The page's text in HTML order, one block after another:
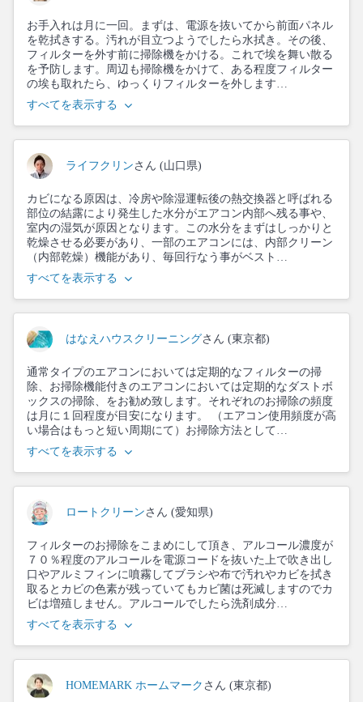
お手入れは月に一回。まずは、電源を抜いてから前面パネル
を乾拭きする。汚れが目立つようでしたら水拭き。その後、
フィルターを外す前に掃除機をかける。これで埃を舞い散る
を予防します。周辺も掃除機をかけて、ある程度フィルター
の埃も取れたら、ゆっくりフィルターを外します…
すべてを表示する
ライフクリン さん (山口県)
カビになる原因は、冷房や除湿運転後の熱交換器と呼ばれる
部位の結露により発生した水分がエアコン内部へ残る事や、
室内の湿気が原因となります。この水分をまずはしっかりと
乾燥させる必要があり、一部のエアコンには、内部クリーン
（内部乾燥）機能があり、毎回行なう事がベスト…
すべてを表示する
はなえハウスクリーニングさん (東京都)
通常タイプのエアコンにおいては定期的なフィルターの掃
除、お掃除機能付きのエアコンにおいては定期的なダストボ
ックスの掃除、をお勧め致します。それぞれのお掃除の頻度
は月に１回程度が目安になります。 （エアコン使用頻度が高
い場合はもっと短い周期にて）お掃除方法として…
すべてを表示する
ロートクリーン さん (愛知県)
フィルターのお掃除をこまめにして頂き、アルコール濃度が
７０％程度のアルコールを電源コードを抜いた上で吹き出し
口やアルミフィンに噴霧してブラシや布で汚れやカビを拭き
取るとカビの色素が残っていてもカビ菌は死滅しますのでカ
ビは増殖しません。アルコールでしたら洗剤成分…
すべてを表示する
HOMEMARK ホームマーク さん (東京都)